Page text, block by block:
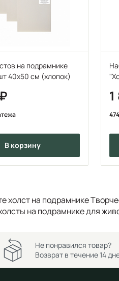
на подрамнике
"Хобби" 3 шт 40х50 см (хлопок)
в корзину
холст на подрамнике
на подрамнике для
Не понравился товар?
Возврат в течение 14